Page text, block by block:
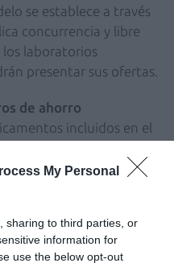
My Personal
sharing to third parties, or
information for
use the below opt-out
se establece a través
concurrencia y libre
laboratorios
presentar sus ofertas.
de ahorro
incluidos en el
asciende a 160 millones
principios activos se
de los medicamentos
millones de euros– y